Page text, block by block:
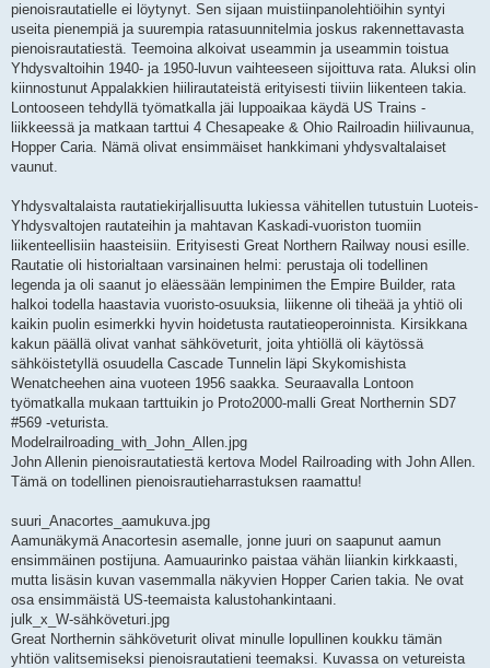
pienoisrautatielle ei löytynyt. Sen sijaan muistiinpanolehtiöihin syntyi
useita pienempiä ja suurempia ratasuunnitelmia joskus rakennettavasta
pienoisrautatiestä. Teemoina alkoivat useammin ja useammin toistua
Yhdysvaltoihin 1940- ja 1950-luvun vaihteeseen sijoittuva rata. Aluksi olin
kiinnostunut Appalakkien hiilirautateistä erityisesti tiiviin liikenteen takia.
Lontooseen tehdyllä työmatkalla jäi luppoaikaa käydä US Trains -
liikkeessä ja matkaan tarttui 4 Chesapeake & Ohio Railroadin hiilivaunua,
Hopper Caria. Nämä olivat ensimmäiset hankkimani yhdysvaltalaiset
vaunut.
Yhdysvaltalaista rautatiekirjallisuutta lukiessa vähitellen tutustuin Luoteis-
Yhdysvaltojen rautateihin ja mahtavan Kaskadi-vuoriston tuomiin
liikenteellisiin haasteisiin. Erityisesti Great Northern Railway nousi esille.
Rautatie oli historialtaan varsinainen helmi: perustaja oli todellinen
legenda ja oli saanut jo eläessään lempinimen the Empire Builder, rata
halkoi todella haastavia vuoristo-osuuksia, liikenne oli tiheää ja yhtiö oli
kaikin puolin esimerkki hyvin hoidetusta rautatieoperoinnista. Kirsikkana
kakun päällä olivat vanhat sähköveturit, joita yhtiöllä oli käytössä
sähköistetyllä osuudella Cascade Tunnelin läpi Skykomishista
Wenatcheehen aina vuoteen 1956 saakka. Seuraavalla Lontoon
työmatkalla mukaan tarttuikin jo Proto2000-malli Great Northernin SD7
#569 -veturista.
Modelrailroading_with_John_Allen.jpg
John Allenin pienoisrautatiestä kertova Model Railroading with John Allen.
Tämä on todellinen pienoisrautieharrastuksen raamattu!
suuri_Anacortes_aamukuva.jpg
Aamunäkymä Anacortesin asemalle, jonne juuri on saapunut aamun
ensimmäinen postijuna. Aamuaurinko paistaa vähän liiankin kirkkaasti,
mutta lisäsin kuvan vasemmalla näkyvien Hopper Carien takia. Ne ovat
osa ensimmäistä US-teemaista kalustohankintaani.
julk_x_W-sähköveturi.jpg
Great Northernin sähköveturit olivat minulle lopullinen koukku tämän
yhtiön valitsemiseksi pienoisrautatieni teemaksi. Kuvassa on vetureista